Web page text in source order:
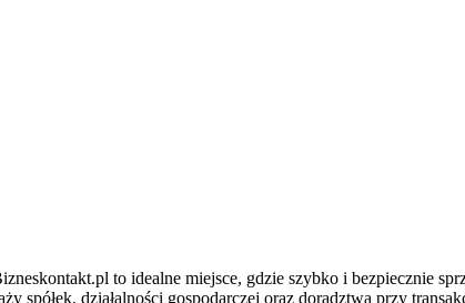
to idealne miejsce, gdzie szybko i bezpiecznie
spółek, działalności gospodarczej oraz doradztwa przy